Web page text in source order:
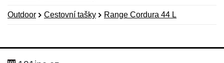
Outdoor Cestovní tašky Range Cordura 44 L
Hodnocení:
Jméno: